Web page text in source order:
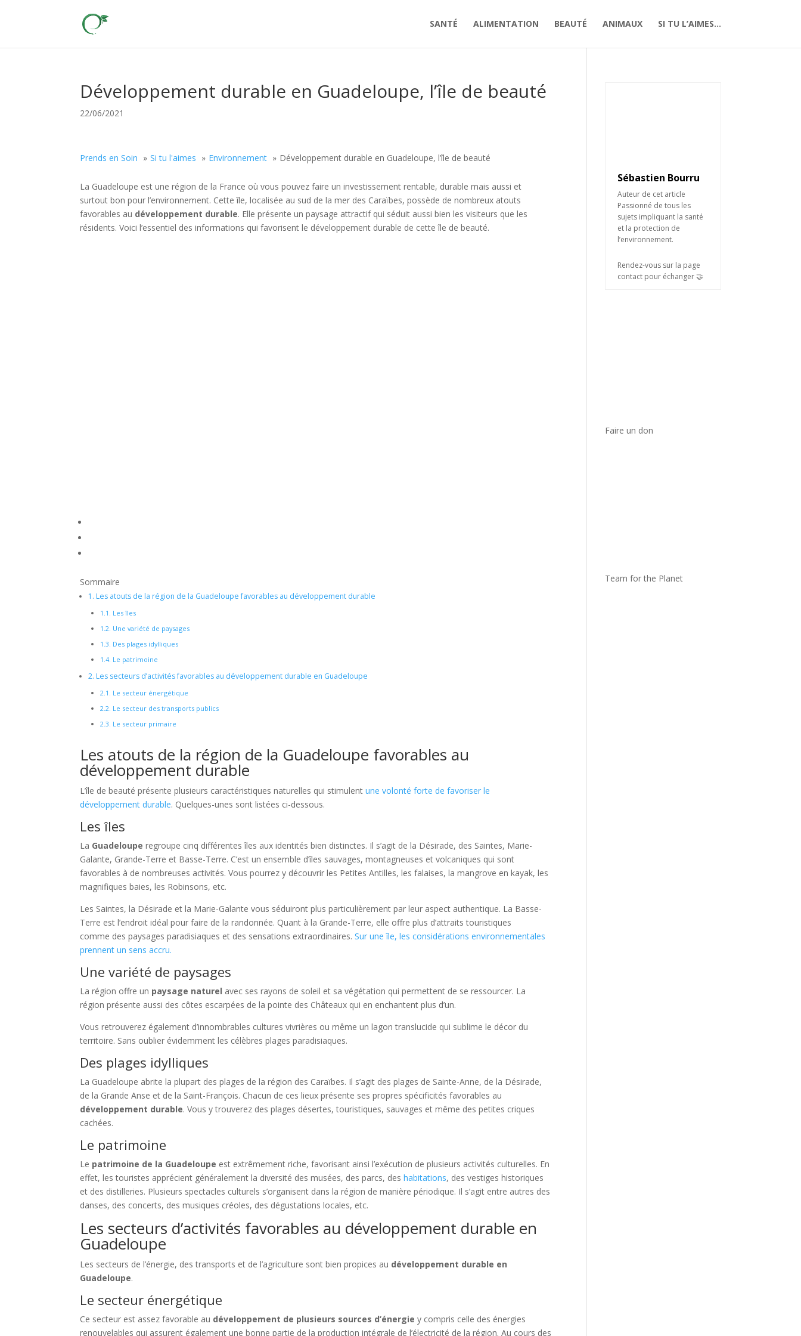
SANTÉ ALIMENTATION BEAUTÉ ANIMAUX SI TU L’AIMES…
Développement durable en Guadeloupe, l’île de beauté
22/06/2021
Prends en Soin Si tu l'aimes Environnement Développement durable en Guadeloupe, l’île de beauté
La Guadeloupe est une région de la France où vous pouvez faire un investissement rentable, durable mais aussi et
surtout bon pour l’environnement. Cette île, localisée au sud de la mer des Caraïbes, possède de nombreux atouts
favorables au développement durable. Elle présente un paysage attractif qui séduit aussi bien les visiteurs que les
résidents. Voici l’essentiel des informations qui favorisent le développement durable de cette île de beauté.
Sommaire
1. Les atouts de la région de la Guadeloupe favorables au développement durable
1.1. Les îles
1.2. Une variété de paysages
1.3. Des plages idylliques
1.4. Le patrimoine
2. Les secteurs d’activités favorables au développement durable en Guadeloupe
2.1. Le secteur énergétique
2.2. Le secteur des transports publics
2.3. Le secteur primaire
Les atouts de la région de la Guadeloupe favorables au
développement durable
L’île de beauté présente plusieurs caractéristiques naturelles qui stimulentune volonté forte de favoriser le
développement durable. Quelques-unes sont listées ci-dessous.
Les îles
La Guadeloupe regroupe cinq différentes îles aux identités bien distinctes. Il s’agit de la Désirade, des Saintes, Marie-
Galante, Grande-Terre et Basse-Terre. C’est un ensemble d’îles sauvages, montagneuses et volcaniques qui sont
favorables à de nombreuses activités. Vous pourrez y découvrir les Petites Antilles, les falaises, la mangrove en kayak, les
magnifiques baies, les Robinsons, etc.
Les Saintes, la Désirade et la Marie-Galante vous séduiront plus particulièrement par leur aspect authentique. La Basse­-
Terre est l’endroit idéal pour faire de la randonnée. Quant à la Grande­-Terre, elle offre plus d’attraits touristiques
comme des paysages paradisiaques et des sensations extraordinaires.Sur une île, les considérations environnementales
prennent un sens accru.
Une variété de paysages
La région offre un paysage naturel avec ses rayons de soleil et sa végétation qui permettent de se ressourcer. La
région présente aussi des côtes escarpées de la pointe des Châteaux qui en enchantent plus d’un.
Vous retrouverez également d’innombrables cultures vivrières ou même un lagon translucide qui sublime le décor du
territoire. Sans oublier évidemment les célèbres plages paradisiaques.
Des plages idylliques
La Guadeloupe abrite la plupart des plages de la région des Caraïbes. Il s’agit des plages de Sainte­-Anne, de la Désirade,
de la Grande Anse et de la Saint­-François. Chacun de ces lieux présente ses propres spécificités favorables au
développement durable. Vous y trouverez des plages désertes, touristiques, sauvages et même des petites criques
cachées.
Le patrimoine
Le patrimoine de la Guadeloupe est extrêmement riche, favorisant ainsi l’exécution de plusieurs activités culturelles. En
effet, les touristes apprécient généralement la diversité des musées, des parcs, deshabitations, des vestiges historiques
et des distilleries. Plusieurs spectacles culturels s’organisent dans la région de manière périodique. Il s’agit entre autres des
danses, des concerts, des musiques créoles, des dégustations locales, etc.
Les secteurs d’activités favorables au développement durable en
Guadeloupe
Les secteurs de l’énergie, des transports et de l’agriculture sont bien propices au développement durable en
Guadeloupe.
Le secteur énergétique
Ce secteur est assez favorable au développement de plusieurs sources d’énergie y compris celle des énergies
renouvelables qui assurent également une bonne partie de la production intégrale de l’électricité de la région. Au cours des
Sébastien Bourru
Auteur de cet article
Passionné de tous les
sujets impliquant la santé
et la protection de
l’environnement.
Rendez-vous sur la page
contact pour échanger 🤝
Faire un don
Team for the Planet